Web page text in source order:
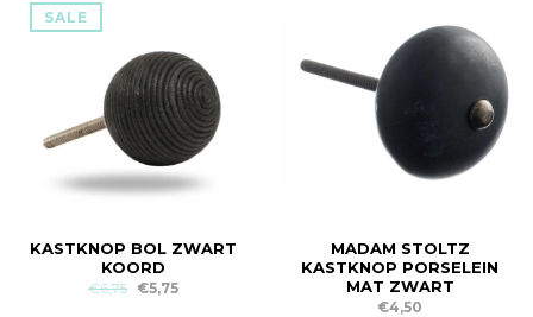
SALE
KASTKNOP BOL ZWART
KOORD
€6,75 €5,75
MADAM STOLTZ
KASTKNOP PORSELEIN
MAT ZWART
€4,50